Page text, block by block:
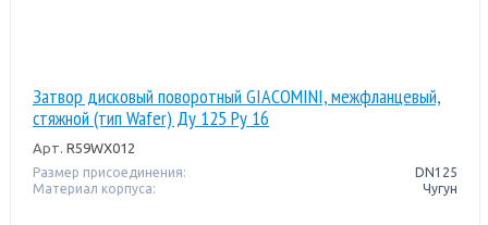
Затвор дисковый поворотный GIACOMINI, межфланцевый,
стяжной (тип Wafer) Ду 125 Pу 16
Арт. R59WX012
Размер присоединения:
DN125
Материал корпуса:
Чугун